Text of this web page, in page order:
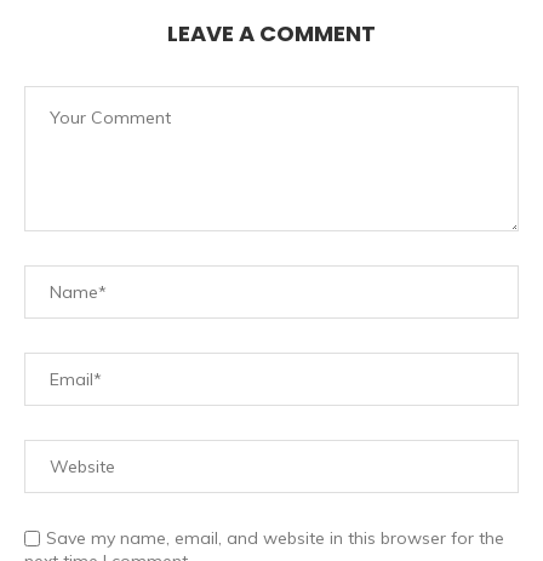
LEAVE A COMMENT
Save my name, email, and website in this browser for the